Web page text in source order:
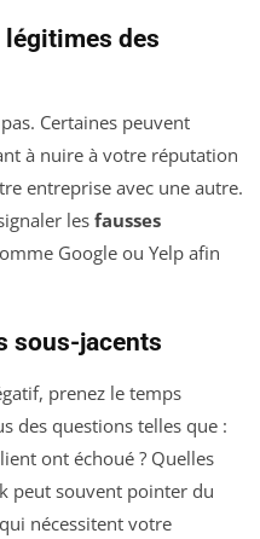
des
Certaines peuvent
à nuire à votre réputation
entreprise avec une autre.
les fausses
Google ou Yelp afin
sous-jacents
prenez le temps
des questions telles que :
ont échoué ? Quelles
peut souvent pointer du
nécessitent votre